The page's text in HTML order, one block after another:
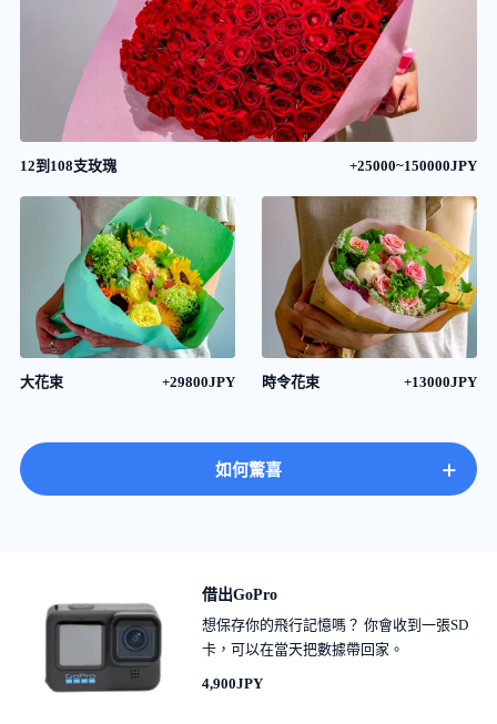
12到108支玫瑰 +25000~150000JPY
大花束 +29800JPY 時令花束 +13000JPY
如何驚喜 +
借出GoPro
想保存你的飛行記憶嗎？ 你會收到一張SD
卡，可以在當天把數據帶回家。
4,900JPY